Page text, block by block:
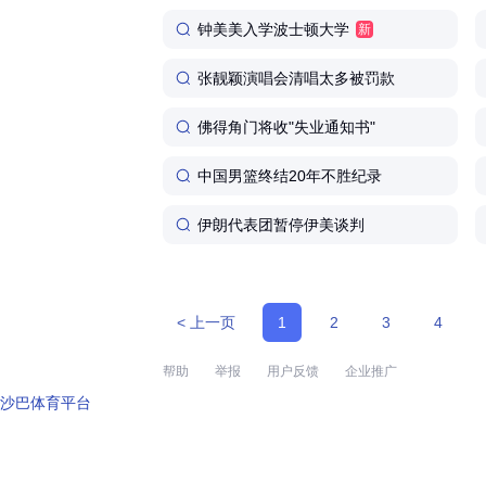
钟美美入学波士顿大学 新
张靓颖演唱会清唱太多被罚款
佛得角门将收"失业通知书"
中国男篮终结20年不胜纪录
伊朗代表团暂停伊美谈判
< 上一页 1 2 3 4
帮助 举报 用户反馈 企业推广
沙巴体育平台